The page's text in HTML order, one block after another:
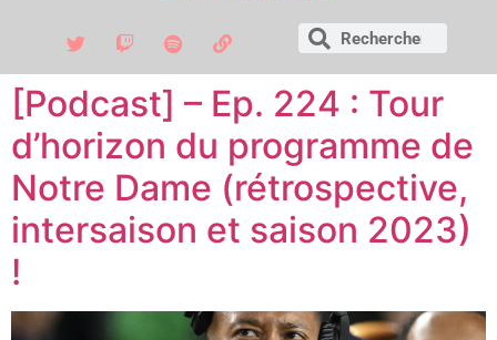
[Podcast] – Ep. 224 : Tour
d’horizon du programme de
Notre Dame (rétrospective,
intersaison et saison 2023)
!